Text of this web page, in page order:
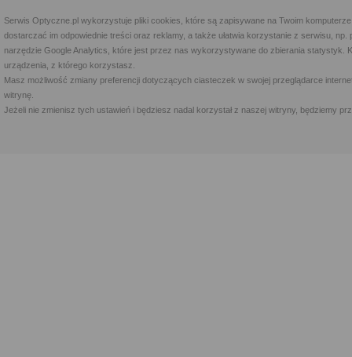
Serwis Optyczne.pl wykorzystuje pliki cookies, które są zapisywane na Twoim
dostarczać im odpowiednie treści oraz reklamy, a także ułatwia korzystanie z serwisu,
narzędzie Google Analytics, które jest przez nas wykorzystywane do zbierania statystyk.
urządzenia, z którego korzystasz.
Masz możliwość zmiany preferencji dotyczących ciasteczek w swojej przeglądarce
witrynę.
Jeżeli nie zmienisz tych ustawień i będziesz nadal korzystał z naszej witryny, będziemy